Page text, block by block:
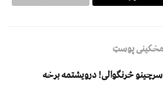
مخکینی پوسټ
څرنګوالی! درویشتمه برخه